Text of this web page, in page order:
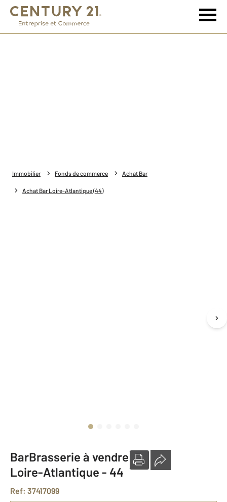
Immobilier Fonds de commerce Achat Bar
Achat Bar Loire-Atlantique (44)
BarBrasserie à vendre
Loire-Atlantique - 44
Ref: 37417099